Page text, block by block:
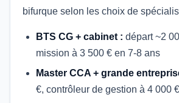
bifurque selon les choix de
BTS CG + cabinet : départ ~2
mission à 3 500 € en 7-8 ans
Master CCA + grande
€, contrôleur de gestion à 4 000